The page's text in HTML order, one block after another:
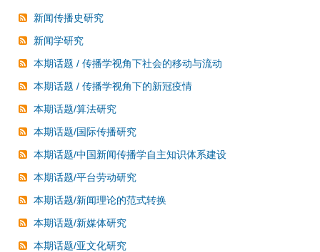
新闻传播史研究
新闻学研究
本期话题 / 传播学视角下社会的移动与流动
本期话题 / 传播学视角下的新冠疫情
本期话题/算法研究
本期话题/国际传播研究
本期话题/中国新闻传播学自主知识体系建设
本期话题/平台劳动研究
本期话题/新闻理论的范式转换
本期话题/新媒体研究
本期话题/亚文化研究